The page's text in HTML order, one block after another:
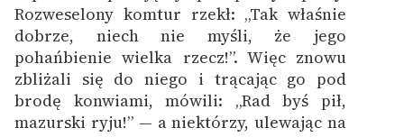
Rozweselony komtur rzekł: „Tak właśnie
dobrze, niech nie myśli, że jego
pohańbienie wielka rzecz!”. Więc znowu
zbliżali się do niego i trącając go pod
brodę konwiami, mówili: „Rad byś pił,
mazurski ryju!” — a niektórzy, ulewając na